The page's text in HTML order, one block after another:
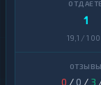
1
19,1 / 1
0 / 0 / 3